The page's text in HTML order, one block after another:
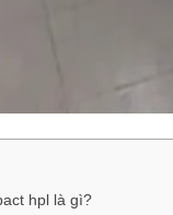
hpl là gì?